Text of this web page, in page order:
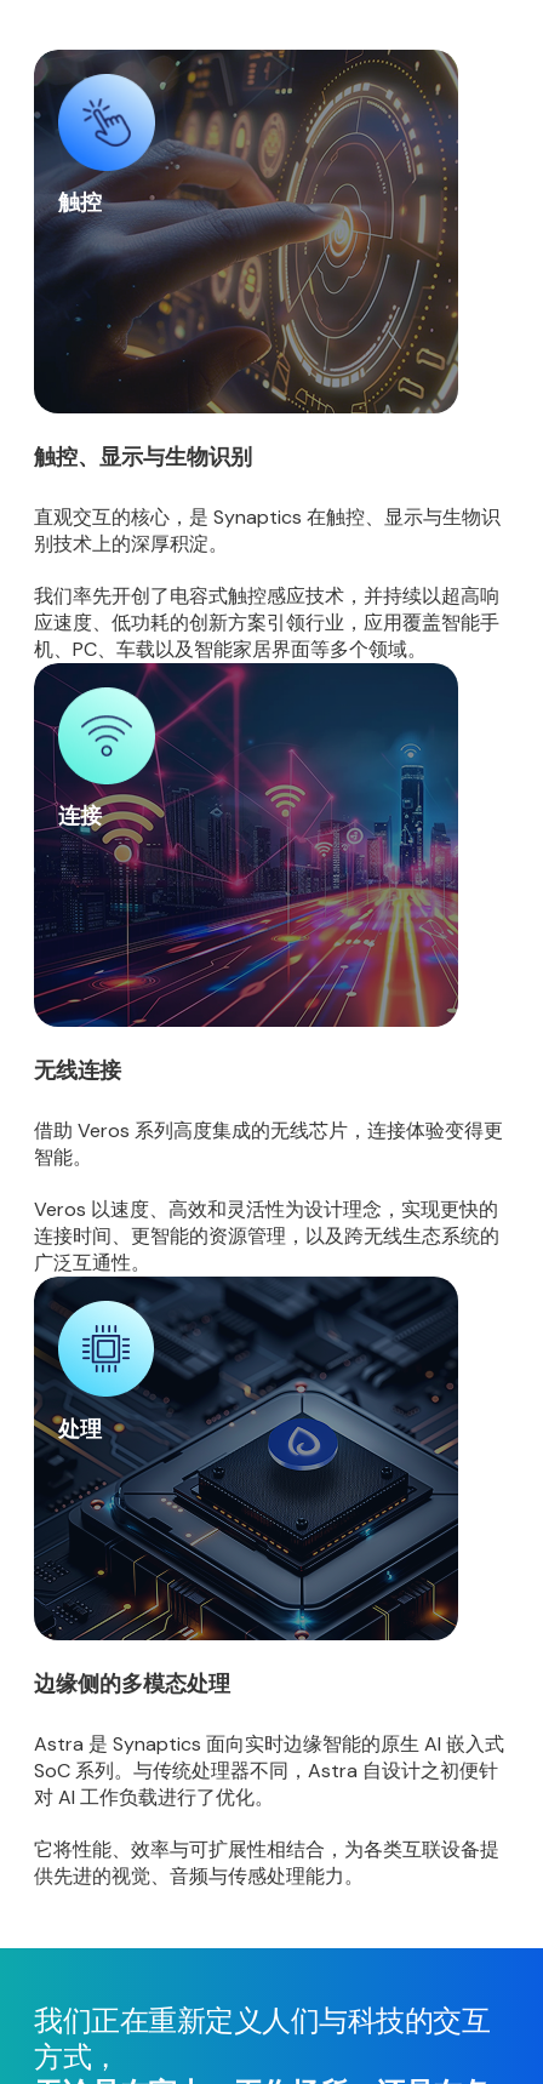
触控
触控、显示与生物识别
直观交互的核心，是 Synaptics 在触控、显示与生物识
别技术上的深厚积淀。
我们率先开创了电容式触控感应技术，并持续以超高响
应速度、低功耗的创新方案引领行业，应用覆盖智能手
机、PC、车载以及智能家居界面等多个领域。
连接
无线连接
借助 Veros 系列高度集成的无线芯片，连接体验变得更
智能。
Veros 以速度、高效和灵活性为设计理念，实现更快的
连接时间、更智能的资源管理，以及跨无线生态系统的
广泛互通性。
处理
边缘侧的多模态处理
Astra 是 Synaptics 面向实时边缘智能的原生 AI 嵌入式
SoC 系列。与传统处理器不同，Astra 自设计之初便针
对 AI 工作负载进行了优化。
它将性能、效率与可扩展性相结合，为各类互联设备提
供先进的视觉、音频与传感处理能力。
我们正在重新定义人们与科技的交互
方式，